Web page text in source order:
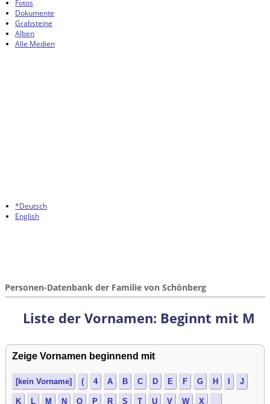
Fotos
Dokumente
Grabsteine
Alben
Alle Medien
*Deutsch
English
Personen-Datenbank der Familie von Schönberg
Liste der Vornamen: Beginnt mit M
Zeige Vornamen beginnend mit
[kein Vorname] ( 4 A B C D E F G H I J
K L M N O P R S T U V W X